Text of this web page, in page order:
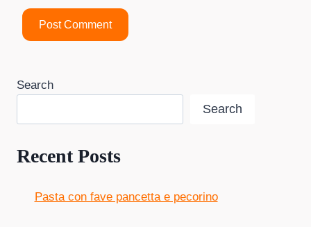
Search
Search
Recent Posts
Pasta con fave pancetta e pecorino